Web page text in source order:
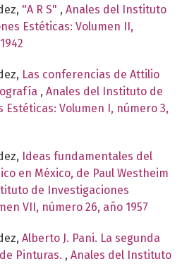
"A R S" , Anales del Instituto
Estéticas: Volumen II,
Las conferencias de Attilio
, Anales del Instituto de
Estéticas: Volumen I, número 3,
Ideas fundamentales del
en México, de Paul Westheim
de Investigaciones
VII, número 26, año 1957
Alberto J. Pani. La segunda
Pinturas. , Anales del Instituto